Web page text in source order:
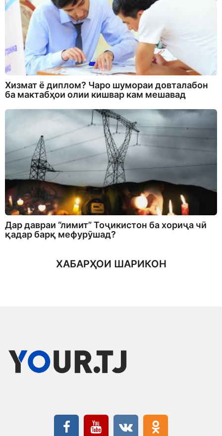
Хизмат ё диплом? Чаро шумораи довталабон
ба мактабҳои олии кишвар кам мешавад
Дар давраи “лимит” Тоҷикистон ба хориҷа чӣ
қадар барқ мефурӯшад?
ХАБАРҲОИ ШАРИКОН